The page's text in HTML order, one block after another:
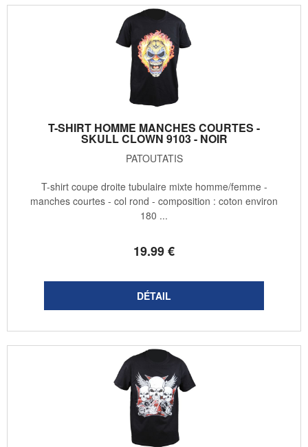
T-SHIRT HOMME MANCHES COURTES -
SKULL CLOWN 9103 - NOIR
PATOUTATIS
19.99€
T-shirt coupe droite tubulaire mixte homme/femme -
manches courtes - col rond - composition : coton environ
180 ...